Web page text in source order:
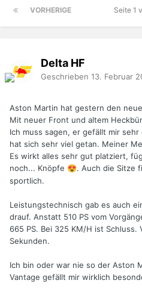
VORHERIGE Seite 1
Delta HF
Geschrieben 13. Februar
Aston Martin hat gestern den
Mit neuer Front und altem
Ich muss sagen, er gefällt mir
hat sich sehr viel getan. Meiner
Es wirkt alles sehr gut platziert,
noch... Knöpfe 😍. Auch die Sitze
sportlich.
Leistungstechnisch gab es auch
drauf. Anstatt 510 PS vom
665 PS. Bei 325 KM/H ist Schluss.
Sekunden.
Ich bin oder war nie so der Aston
Vantage gefällt mir wirklich